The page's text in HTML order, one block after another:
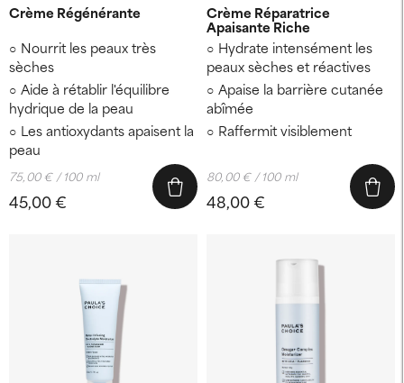
Crème Régénérante
Nourrit les peaux très
sèches
Aide à rétablir l'équilibre
hydrique de la peau
Les antioxydants apaisent la
peau
45,00 €
75,00 € / 100 ml
Crème Réparatrice
Apaisante Riche
Hydrate intensément les
peaux sèches et réactives
Apaise la barrière cutanée
abîmée
Raffermit visiblement
48,00 €
80,00 € / 100 ml